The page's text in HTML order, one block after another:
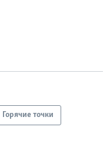
Горячие точки